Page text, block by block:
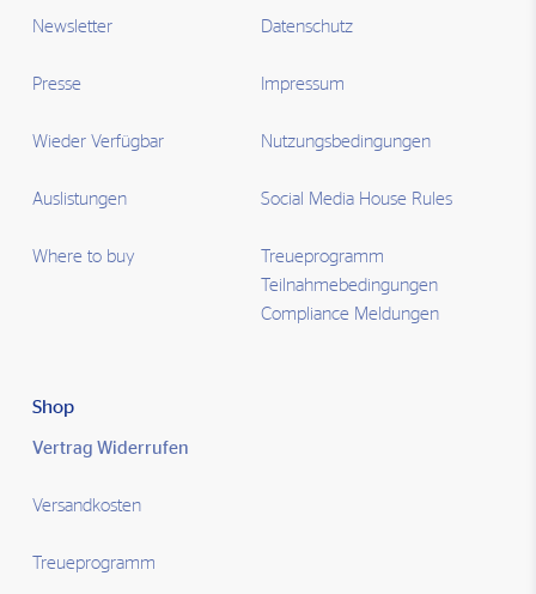
Newsletter
Presse
Wieder Verfügbar
Auslistungen
Where to buy
Datenschutz
Impressum
Nutzungsbedingungen
Social Media House Rules
Treueprogramm
Teilnahmebedingungen
Compliance Meldungen
Shop
Vertrag Widerrufen
Versandkosten
Treueprogramm